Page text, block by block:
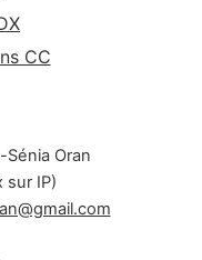
CC
Sénia Oran
sur IP)